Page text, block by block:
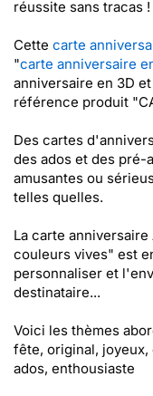
réussite sans tracas !
Cette carte
"carte anniversaire
anniversaire en 3D
référence produit
Des cartes
des ados et des pré-
amusantes ou
telles quelles.
La carte
couleurs vives" est
personnaliser et
destinataire...
Voici les thèmes
fête, original,
ados, enthousiaste